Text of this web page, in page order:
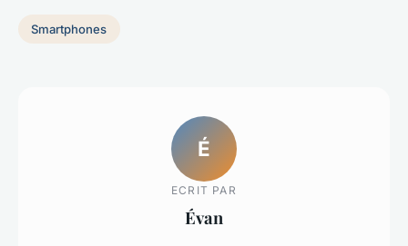
Smartphones
É
ECRIT PAR
Évan